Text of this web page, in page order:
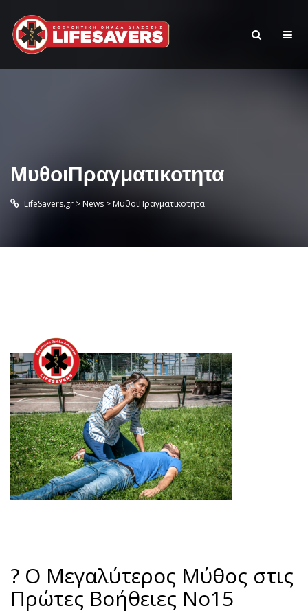
ΜυθοιΠραγματικοτητα
LifeSavers.gr > News > ΜυθοιΠραγματικοτητα
? Ο Μεγαλύτερος Μύθος στις
Πρώτες Βοήθειες No15